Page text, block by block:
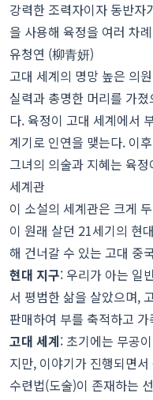
강력한 조력자이자 동반자
을 사용해 육정을 여러 차
유청연 (柳青妍)
고대 세계의 명망 높은 의
실력과 총명한 머리를 가
다. 육정이 고대 세계에서
계기로 인연을 맺는다. 이
그녀의 의술과 지혜는 육
세계관
이 소설의 세계관은 크게
이 원래 살던 21세기의 현
해 건너갈 수 있는 고대 중
현대 지구: 우리가 아는 일
서 평범한 삶을 살았으며,
판매하여 부를 축적하고
고대 세계: 초기에는 무공
지만, 이야기가 진행되면
수련법(도술)이 존재하는